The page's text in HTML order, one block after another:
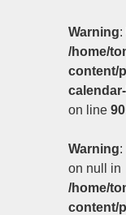
Warning:
/home/
content/
on line
Warning:
on null in
/home/
content/